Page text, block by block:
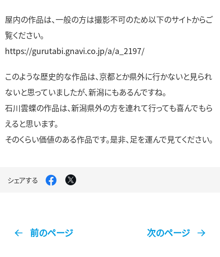
屋内の作品は、一般の方は撮影不可のため以下のサイトからご
覧ください。
https://gurutabi.gnavi.co.jp/a/a_2197/
このような歴史的な作品は、京都とか県外に行かないと見られ
ないと思っていましたが、新潟にもあるんですね。
石川雲蝶の作品は、新潟県外の方を連れて行っても喜んでもら
えると思います。
そのくらい価値のある作品です。是非、足を運んで見てください。
シェアする
Facebook
X
前のページ 次のページ